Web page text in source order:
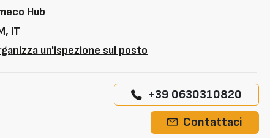
Hub
IT
un'ispezione sul posto
+39 0630310820
Contattaci